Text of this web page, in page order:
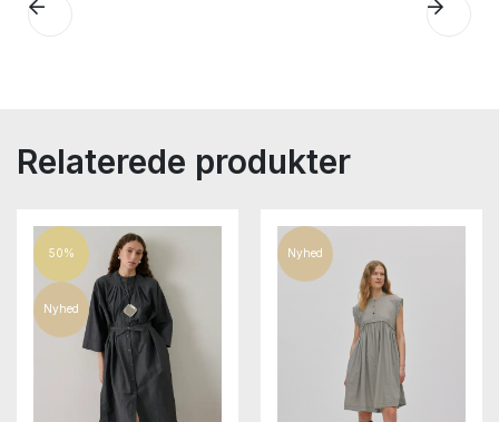
Relaterede produkter
50%
Nyhed
Nyhed